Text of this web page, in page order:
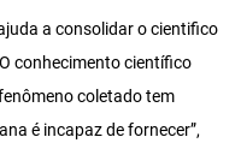
a consolidar o cientifico
conhecimento científico
coletado tem
é incapaz de fornecer”,